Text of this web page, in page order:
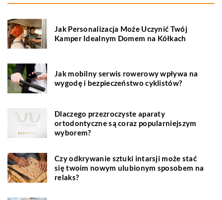
Jak Personalizacja Może Uczynić Twój
Kamper Idealnym Domem na Kółkach
Jak mobilny serwis rowerowy wpływa na
wygodę i bezpieczeństwo cyklistów?
Dlaczego przezroczyste aparaty
ortodontyczne są coraz popularniejszym
wyborem?
Czy odkrywanie sztuki intarsji może stać
się twoim nowym ulubionym sposobem na
relaks?